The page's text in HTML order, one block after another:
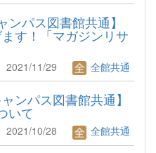
ンパス図書館共通】
す！「マガジンリサ
2021/11/29 全館共通
ンパス図書館共通】
いて
2021/10/28 全館共通